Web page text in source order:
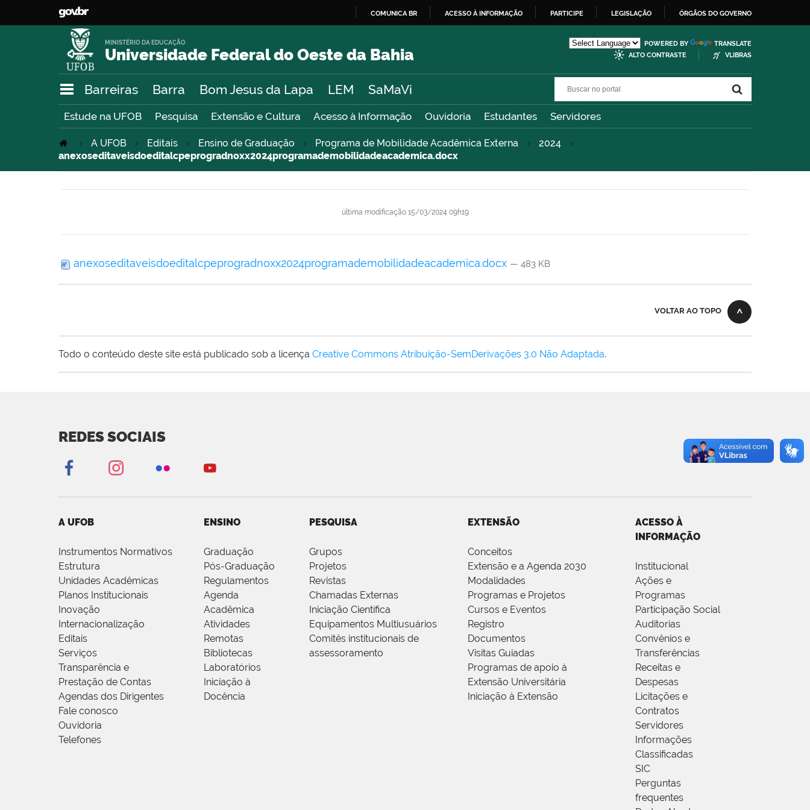
O
COMUNICA BR ACESSO À INFORMAÇÃO PARTICIPE LEGISLAÇÃO ÓRGÃOS DO GOVERNO
Universidade Federal do Oeste da Bahia
MINISTÉRIO DA EDUCAÇÃO POWERED BY
TRANSLATE
ALTO CONTRASTE
VLIBRAS
Barreiras Barra Bom Jesus da Lapa LEM SaMaVi
Estude na UFOB Pesquisa Extensão e Cultura Acesso à Informação Ouvidoria Estudantes Servidores
A UFOB Editais Ensino de Graduação Programa de Mobilidade Acadêmica Externa
2024
anexoseditaveisdoeditalcpeprogradnoxx2024programademobilidadeacademica.docx
última modificação15/03/2024 09h19
anexoseditaveisdoeditalcpeprogradnoxx2024programademobilidadeacademica.docx — 483 KB
VOLTAR AO TOPO
Todo o conteúdo deste site está publicado sob a licença Creative Commons Atribuição-SemDerivações 3.0 Não Adaptada.
REDES SOCIAIS
A UFOB
Instrumentos Normativos
Estrutura
Unidades Acadêmicas
Planos Institucionais
Inovação
Internacionalização
Editais
Serviços
Transparência e
Prestação de Contas
Agendas dos Dirigentes
Fale conosco
Ouvidoria
Telefones
ENSINO
Graduação
Pós-Graduação
Regulamentos
Agenda
Acadêmica
Atividades
Remotas
Bibliotecas
Laboratórios
Iniciação à
Docência
PESQUISA
Grupos
Projetos
Revistas
Chamadas Externas
Iniciação Científica
Equipamentos Multiusuários
Comitês institucionais de
assessoramento
EXTENSÃO
Conceitos
Extensão e a Agenda 2030
Modalidades
Programas e Projetos
Cursos e Eventos
Registro
Documentos
Visitas Guiadas
Programas de apoio à
Extensão Universitária
Iniciação à Extensão
ACESSO À
INFORMAÇÃO
Institucional
Ações e
Programas
Participação Social
Auditorias
Convênios e
Transferências
Receitas e
Despesas
Licitações e
Contratos
Servidores
Informações
Classificadas
SIC
Perguntas
frequentes